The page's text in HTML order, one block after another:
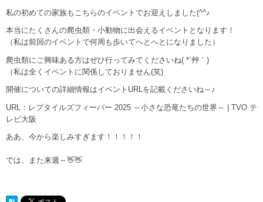
私の初めての家族もこちらのイベントでお迎えしました(^^♪
本当にたくさんの爬虫類・小動物に出会えるイベントとなります！
（私は前回のイベントで何周も歩いてへとへとになりました）
爬虫類にご興味ある方はぜひ行ってみてくださいね( *´艸｀)
（私は全くイベントに関係しておりません(笑)
開催についての詳細情報はイベントURLを記載くださいね～♪
URL： レプタイルズフィーバー 2025 ～小さな恐竜たちの世界～ | TVO テ
レビ大阪
ああ、今から楽しみすぎます！！！！！
では、また来週～👋👋